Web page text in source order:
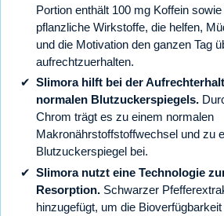
Portion enthält 100 mg Koffein
pflanzliche Wirkstoffe, die helfen,
und die Motivation den ganzen Tag
aufrechtzuerhalten.
Slimora hilft bei der
normalen Blutzuckerspiegels.
Chrom trägt es zu einem normalen
Makronährstoffstoffwechsel und zu
Blutzuckerspiegel bei.
Slimora nutzt eine Technologie
Resorption. Schwarzer
hinzugefügt, um die